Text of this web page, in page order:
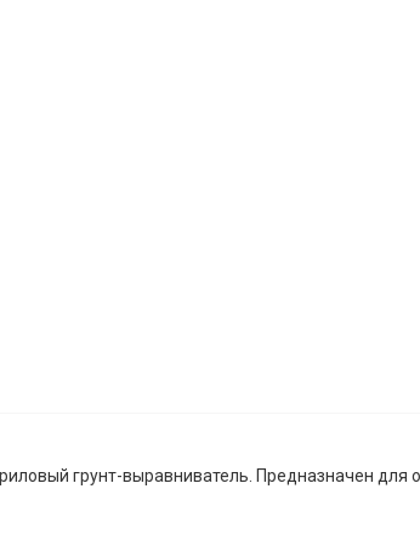
грунт-выравниватель. Предназначен